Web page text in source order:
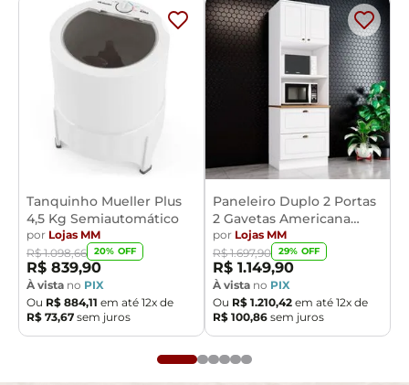
Tanquinho Mueller Plus
4,5 Kg Semiautomático
por Lojas MM
R$ 1.098,66 20% OFF
R$ 839,90
À vista no PIX
Ou R$ 884,11 em até 12x de
R$ 73,67 sem juros
Paneleiro Duplo 2 Portas
2 Gavetas Americana
Henn
por Lojas MM
R$ 1.697,90 29% OFF
R$ 1.149,90
À vista no PIX
Ou R$ 1.210,42 em até 12x de
R$ 100,86 sem juros